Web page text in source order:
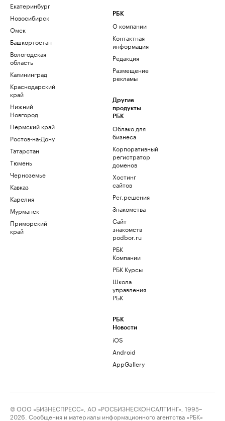
Екатеринбург
Новосибирск
Омск
Башкортостан
Вологодская
область
Калининград
Краснодарский
край
Нижний
Новгород
Пермский край
Ростов-на-Дону
Татарстан
Тюмень
Черноземье
Кавказ
Карелия
Мурманск
Приморский
край
РБК
О компании
Контактная
информация
Редакция
Размещение
рекламы
Другие
продукты
РБК
Облако для
бизнеса
Корпоративный
регистратор
доменов
Хостинг
сайтов
Рег.решения
Знакомства
Сайт
знакомств
podbor.ru
РБК
Компании
РБК Курсы
Школа
управления
РБК
РБК
Новости
iOS
Android
AppGallery
© ООО «БИЗНЕСПРЕСС», АО «РОСБИЗНЕСКОНСАЛТИНГ», 1995–
2026. Сообщения и материалы информационного агентства «РБК»